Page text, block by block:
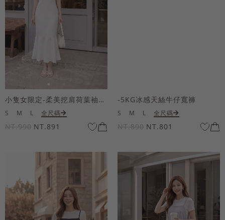
小隻女限定-柔美挖肩荷葉袖魚尾長洋裝
S M L 全尺碼
NT.990 NT.891
-5KG冰感天絲牛仔寬褲
S M L 全尺碼
NT.890 NT.801